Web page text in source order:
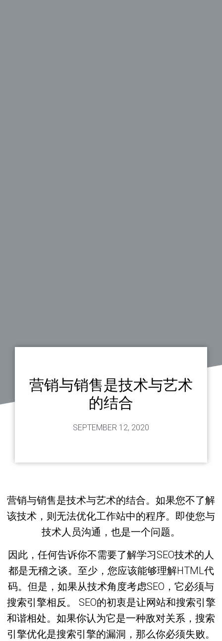
营销与销售是技术与艺术
的结合
SEPTEMBER 12, 2020
营销与销售是技术与艺术的结合。如果您不了解
该技术，则无法优化工作站中的程序。即使您与
技术人员沟通，也是一个问题。
因此，任何告诉你不需要了解学习SEO技术的人
都是无稽之谈。至少，您应该能够理解HTML代
码。但是，如果从技术角度考虑SEO，它必须与
搜索引擎相反。 SEO的初衷是让网站和搜索引擎
和谐相处。如果你认为它是一种敌对关系，搜索
引擎优化是搜索引擎的漏洞，那么你必须失败。